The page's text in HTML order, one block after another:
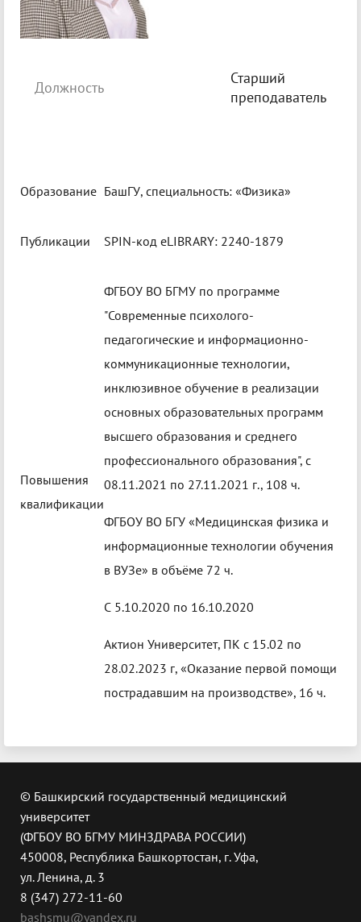
Должность
Старший
преподаватель
Образование БашГУ, специальность: «Физика»
Публикации SPIN-код eLIBRARY: 2240-1879
Повышения
квалификации
ФГБОУ ВО БГМУ по программе
"Современные психолого-
педагогические и информационно-
коммуникационные технологии,
инклюзивное обучение в реализации
основных образовательных программ
высшего образования и среднего
профессионального образования", с
08.11.2021 по 27.11.2021 г., 108 ч.
ФГБОУ ВО БГУ «Медицинская физика и
информационные технологии обучения
в ВУЗе» в объёме 72 ч.
С 5.10.2020 по 16.10.2020
Актион Университет, ПК с 15.02 по
28.02.2023 г, «Оказание первой помощи
пострадавшим на производстве», 16 ч.
© Башкирский государственный медицинский
университет
(ФГБОУ ВО БГМУ МИНЗДРАВА РОССИИ)
450008, Республика Башкортостан, г. Уфа,
ул. Ленина, д. 3
8 (347) 272-11-60
bashsmu@yandex.ru